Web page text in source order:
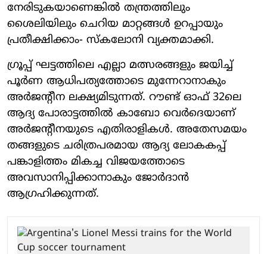
നേരിടുകയാണെ​ങ്കിൽ തന്ത്രത്തിലും
ശൈലിയിലും ചെറിയ മാറ്റങ്ങൾ ഉറപ്പായും
പ്രതീക്ഷിക്കാം- സ്കലോനി വ്യക്തമാക്കി.
ഗ്രൂപ്പ് ഘട്ടത്തിലെ എല്ലാ മത്സരങ്ങളും ജയിച്ച്
പൂർണ ആധിപത്യത്തോടെ മുന്നേറാനാകും
അർജന്റീന ലക്ഷ്യമിടുന്നത്. റൗണ്ട് ഓഫ് 32ലെ
ആദ്യ പോരാട്ടത്തിൽ കാബോ വെർദെയാണ്
അർജന്റീനയുടെ എതിരാളികൾ. അതേസമയം
തങ്ങളുടെ ചരിത്രപരമായ ആദ്യ ലോകകപ്പ്
പങ്കാളിത്തം മികച്ച വിജയത്തോടെ
അവസാനിപ്പിക്കാനാകും ജോർദാൻ
ആഗ്രഹിക്കുന്നത്.